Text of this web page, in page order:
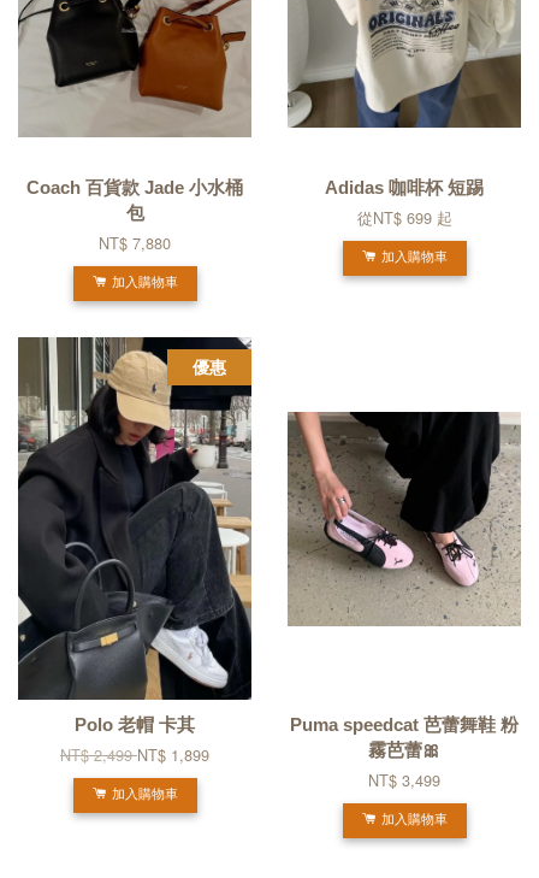
Coach 百貨款 Jade 小水桶
包
NT$ 7,880
加入購物車
Adidas 咖啡杯 短踢
從NT$ 699 起
加入購物車
優惠
Polo 老帽 卡其
NT$ 2,499NT$ 1,899
加入購物車
Puma speedcat 芭蕾舞鞋 粉
霧芭蕾🎀
NT$ 3,499
加入購物車